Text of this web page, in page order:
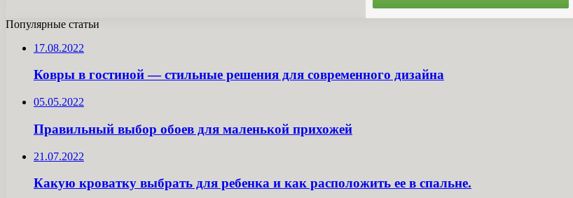
Популярные статьи
17.08.2022
Ковры в гостиной — стильные решения для современного дизайна
05.05.2022
Правильный выбор обоев для маленькой прихожей
21.07.2022
Какую кроватку выбрать для ребенка и как расположить ее в спальне.